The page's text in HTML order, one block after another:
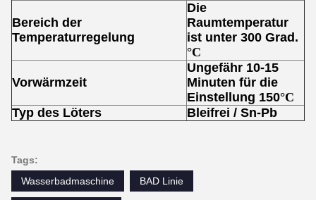
Bereich der
Temperaturregelung
Die
Raumtemperatur
ist unter 300 Grad.
°C
Vorwärmzeit
Ungefähr 10-15
Minuten für die
Einstellung 150°C
Typ des Löters
Bleifrei / Sn-Pb
Tags:
Wasserbadmaschine
BAD Linie